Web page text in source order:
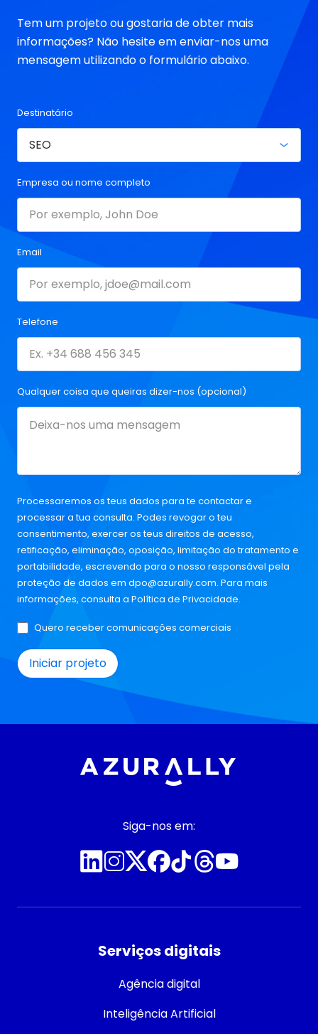
Tem um projeto ou gostaria de obter mais
informações? Não hesite em enviar-nos uma
mensagem utilizando o formulário abaixo.
Destinatário
Empresa ou nome completo
Email
Telefone
Qualquer coisa que queiras dizer-nos (opcional)
Processaremos os teus dados para te contactar e
processar a tua consulta. Podes revogar o teu
consentimento, exercer os teus direitos de acesso,
retificação, eliminação, oposição, limitação do tratamento e
portabilidade, escrevendo para o nosso responsável pela
proteção de dados em dpo@azurally.com. Para mais
informações, consulta a Política de Privacidade.
Quero receber comunicações comerciais
Siga-nos em:
Serviços digitais
Agência digital
Inteligência Artificial